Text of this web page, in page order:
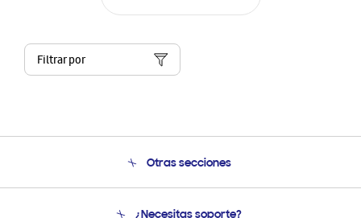
Filtrar por
Otras secciones
¿Necesitas soporte?